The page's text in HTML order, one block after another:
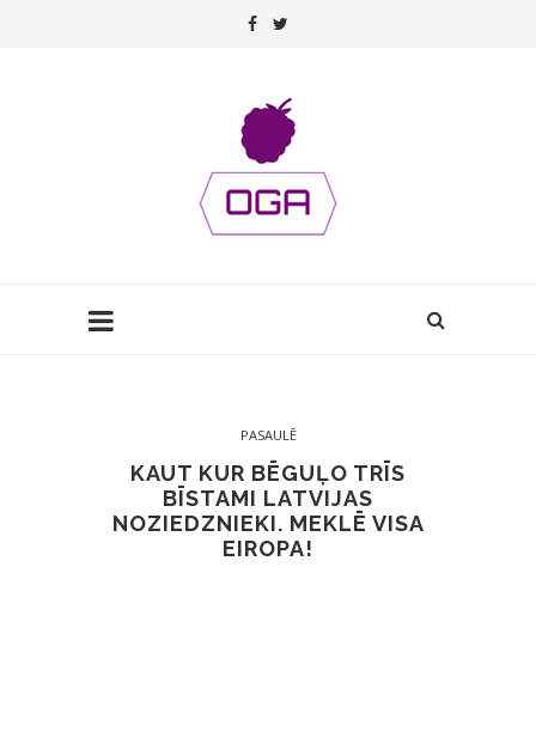
PASAULĒ
KAUT KUR BĒGUĻO TRĪS
BĪSTAMI LATVIJAS
NOZIEDZNIEKI. MEKLĒ VISA
EIROPA!